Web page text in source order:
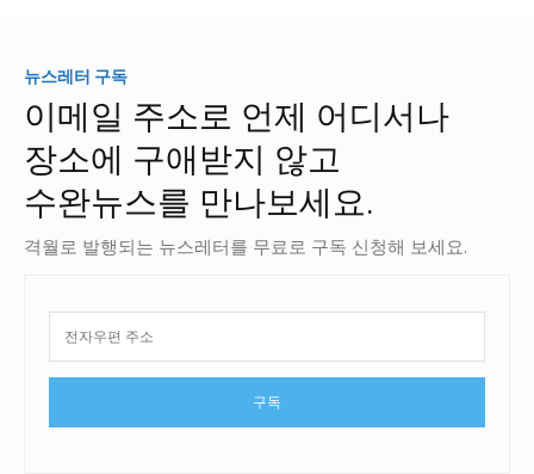
뉴스레터 구독
이메일 주소로 언제 어디서나
장소에 구애받지 않고
수완뉴스를 만나보세요.
격월로 발행되는 뉴스레터를 무료로 구독 신청해 보세요.
구독